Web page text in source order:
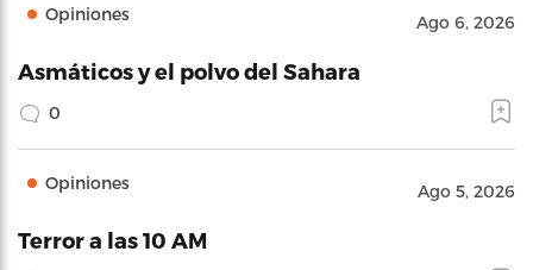
Opiniones Ago 6, 2026
Asmáticos y el polvo del Sahara
0
Opiniones Ago 5, 2026
Terror a las 10 AM